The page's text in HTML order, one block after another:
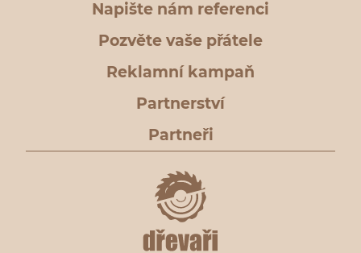
Napište nám referenci
Pozvěte vaše přátele
Reklamní kampaň
Partnerství
Partneři